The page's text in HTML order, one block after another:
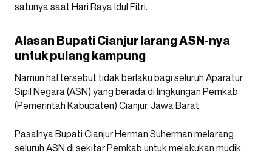
satunya saat Hari Raya Idul Fitri.
Alasan Bupati Cianjur larang ASN-nya
untuk pulang kampung
Namun hal tersebut tidak berlaku bagi seluruh Aparatur
Sipil Negara (ASN) yang berada di lingkungan Pemkab
(Pemerintah Kabupaten) Cianjur, Jawa Barat.
Pasalnya Bupati Cianjur Herman Suherman melarang
seluruh ASN di sekitar Pemkab untuk melakukan mudik